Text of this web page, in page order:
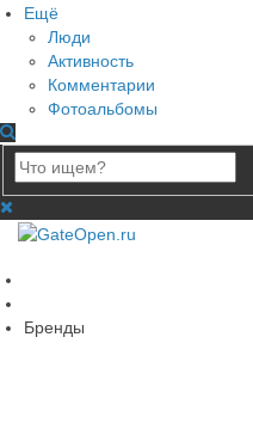
Ещё
Люди
Активность
Комментарии
Фотоальбомы
Бренды